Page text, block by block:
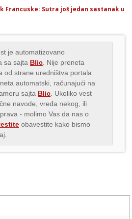
Francuske: Sutra još jedan sastanak u
je automatizovano
sa sajta Blic . Nije preneta
od strane uredništva portala
automatski, računajući na
sajta Blic . Ukoliko vest
navode, vređa nekog, ili
- molimo Vas da nas o
obavestite kako bismo